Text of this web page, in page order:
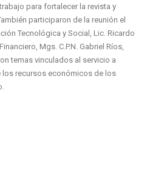
para fortalecer la revista y
participaron de la reunión el
Tecnológica y Social, Lic. Ricardo
Mgs. C.P.N. Gabriel Ríos,
temas vinculados al servicio a
los recursos económicos de los